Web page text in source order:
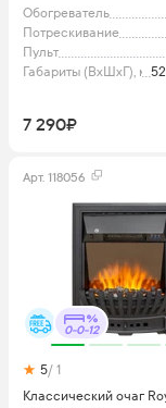
Обогреватель
Потрескивание
Пульт
Габариты (ВхШхГ), мм
7 290₽
Арт. 118056
0-0-12
5/ 1
Классический очаг